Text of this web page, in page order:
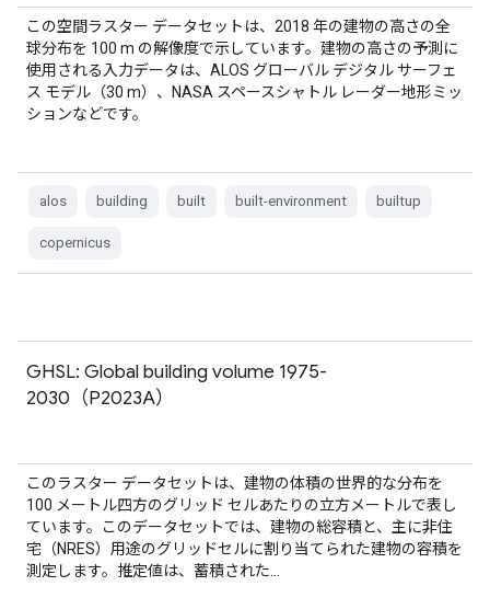
この空間ラスター データセットは、2018 年の建物の高さの全
球分布を 100 m の解像度で示しています。建物の高さの予測に
使用される入力データは、ALOS グローバル デジタル サーフェ
ス モデル（30 m）、NASA スペースシャトル レーダー地形ミッ
ションなどです。
alos building built built-environment builtup
copernicus
GHSL: Global building volume 1975-
2030（P2023A）
このラスター データセットは、建物の体積の世界的な分布を
100 メートル四方のグリッド セルあたりの立方メートルで表し
ています。このデータセットでは、建物の総容積と、主に非住
宅（NRES）用途のグリッドセルに割り当てられた建物の容積を
測定します。推定値は、蓄積された…